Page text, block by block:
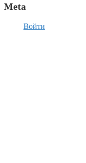
Meta
Войти